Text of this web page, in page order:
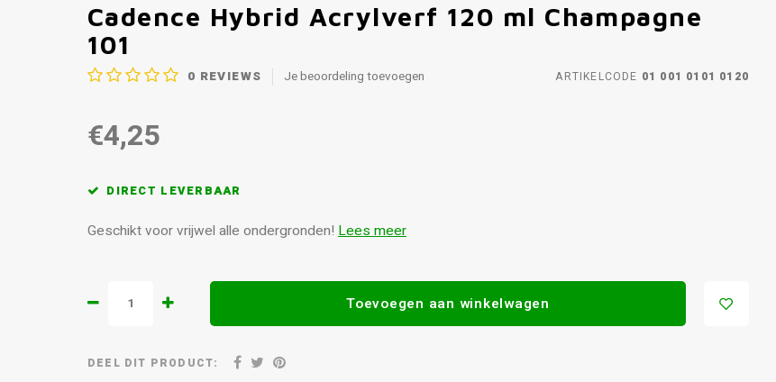
Cadence Hybrid Acrylverf 120 ml Champagne
101
0 REVIEWS Je beoordeling toevoegen ARTIKELCODE 01 001 0101 0120
€4,25
DIRECT LEVERBAAR
Geschikt voor vrijwel alle ondergronden! Lees meer
Toevoegen aan winkelwagen
DEEL DIT PRODUCT: